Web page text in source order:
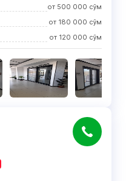
от 500 000 сўм
от 180 000 сўм
от 120 000 сўм